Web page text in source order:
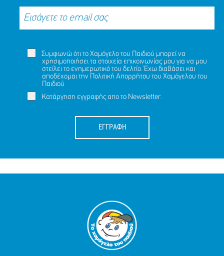
Συμφωνώ ότι το Χαμόγελο του Παιδιού μπορεί να
χρησιμοποιήσει τα στοιχεία επικοινωνίας μου για να μου
στείλει το ενημερωτικό του δελτίο. Έχω διαβάσει και
αποδέχομαι την Πολιτική Απορρήτου του Χαμόγελου του
Παιδιού
Κατάργηση εγγραφής απο το Newsletter.
ΕΓΓΡΑΦΗ